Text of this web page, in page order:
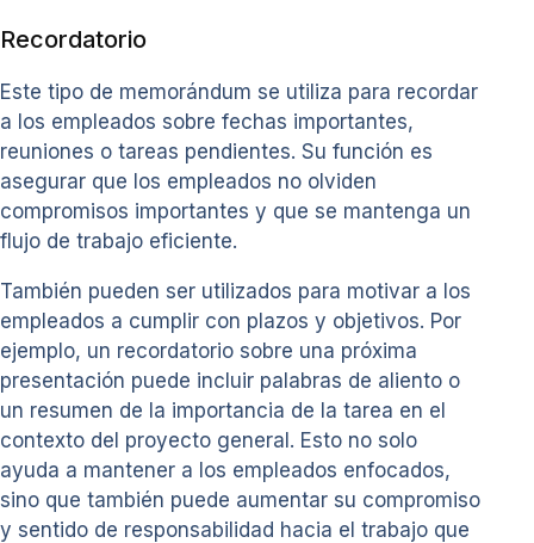
Recordatorio
Este tipo de memorándum se utiliza para recordar
a los empleados sobre fechas importantes,
reuniones o tareas pendientes. Su función es
asegurar que los empleados no olviden
compromisos importantes y que se mantenga un
flujo de trabajo eficiente.
También pueden ser utilizados para motivar a los
empleados a cumplir con plazos y objetivos. Por
ejemplo, un recordatorio sobre una próxima
presentación puede incluir palabras de aliento o
un resumen de la importancia de la tarea en el
contexto del proyecto general. Esto no solo
ayuda a mantener a los empleados enfocados,
sino que también puede aumentar su compromiso
y sentido de responsabilidad hacia el trabajo que